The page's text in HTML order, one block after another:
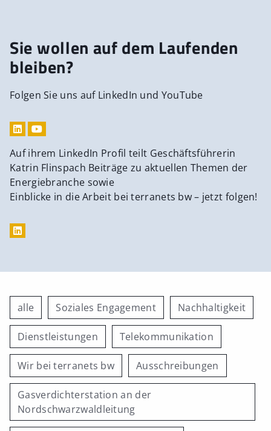
Sie wollen auf dem Laufenden
bleiben?
Folgen Sie uns auf LinkedIn und YouTube
Auf ihrem LinkedIn Profil teilt Geschäftsführerin
Katrin Flinspach Beiträge zu aktuellen Themen der
Energiebranche sowie
Einblicke in die Arbeit bei terranets bw – jetzt folgen!
alle Soziales Engagement Nachhaltigkeit
Dienstleistungen Telekommunikation
Wir bei terranets bw Ausschreibungen
Gasverdichterstation an der
Nordschwarzwaldleitung